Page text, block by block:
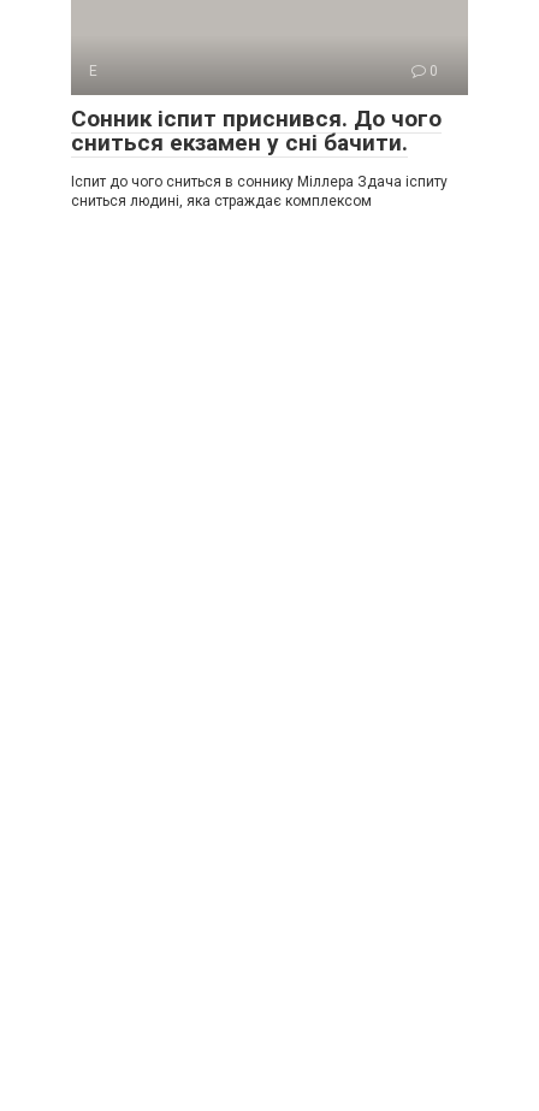
Е 0
Сонник іспит приснився. До чого
сниться екзамен у сні бачити.
Іспит до чого сниться в соннику Міллера Здача іспиту
сниться людині, яка страждає комплексом